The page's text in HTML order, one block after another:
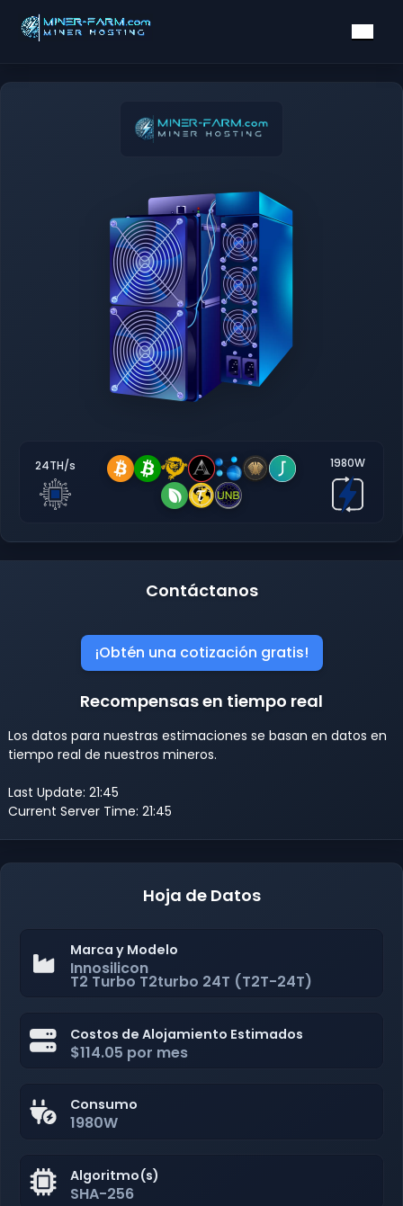
24TH/s 1980W
Contáctanos
¡Obtén una cotización gratis!
Recompensas en tiempo real
Los datos para nuestras estimaciones se basan en datos en
tiempo real de nuestros mineros.
Last Update: 21:45
Current Server Time: 21:45
Hoja de Datos
Marca y Modelo
Innosilicon
T2 Turbo T2turbo 24T (T2T-24T)
Costos de Alojamiento Estimados
$114.05 por mes
Consumo
1980W
Algoritmo(s)
SHA-256